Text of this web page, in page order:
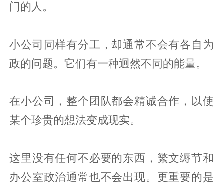
门的人。
小公司同样有分工，却通常不会有各自为
政的问题。它们有一种迥然不同的能量。
在小公司，整个团队都会精诚合作，以使
某个珍贵的想法变成现实。
这里没有任何不必要的东西，繁文缛节和
办公室政治通常也不会出现。更重要的是